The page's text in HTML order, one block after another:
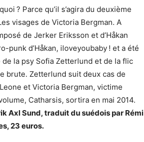
? Parce qu’il s’agira du deuxième
visages de Victoria Bergman. A
de Jerker Eriksson et d’Håkan
d’Håkan, iloveyoubaby ! et a été
la psy Sofia Zetterlund et de la flic
brute. Zetterlund suit deux cas de
et Victoria Bergman, victime
Catharsis, sortira en mai 2014.
Axl Sund, traduit du suédois par Rémi
23 euros.